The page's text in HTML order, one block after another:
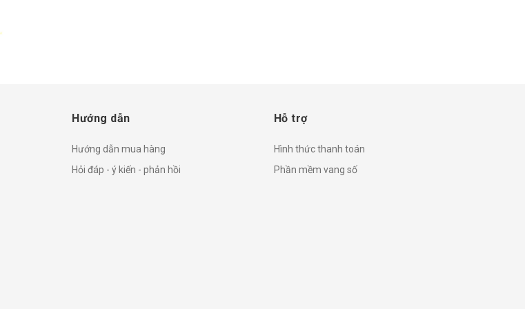
Hướng dẫn
Hướng dẫn mua hàng
Hỏi đáp - ý kiến - phản hồi
Hỗ trợ
Hình thức thanh toán
Phần mềm vang số